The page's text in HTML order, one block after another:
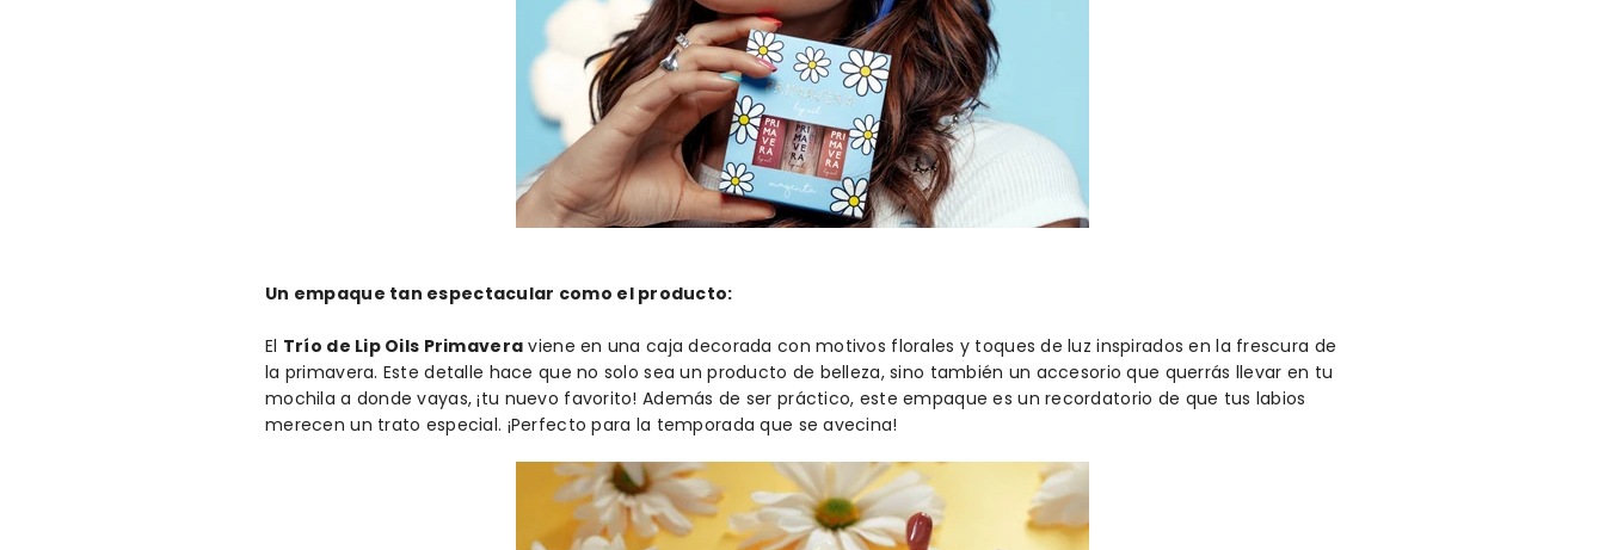
Un empaque tan espectacular como el producto:
El Trío de Lip Oils Primavera viene en una caja decorada con motivos florales y toques de luz inspirados en la frescura de
la primavera. Este detalle hace que no solo sea un producto de belleza, sino también un accesorio que querrás llevar en tu
mochila a donde vayas, ¡tu nuevo favorito! Además de ser práctico, este empaque es un recordatorio de que tus labios
merecen un trato especial. ¡Perfecto para la temporada que se avecina!